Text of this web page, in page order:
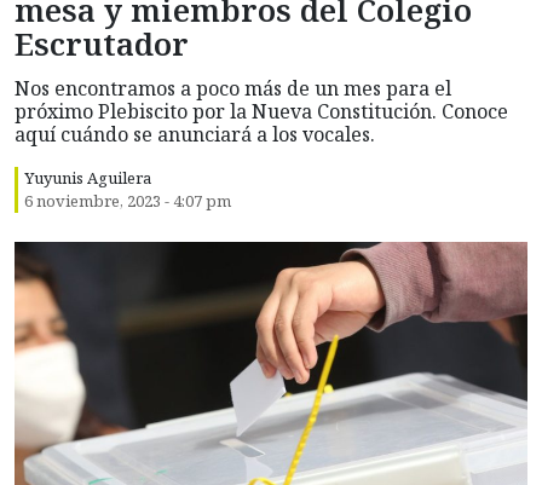
mesa y miembros del Colegio
Escrutador
Nos encontramos a poco más de un mes para el
próximo Plebiscito por la Nueva Constitución. Conoce
aquí cuándo se anunciará a los vocales.
Yuyunis Aguilera
6 noviembre, 2023 - 4:07 pm